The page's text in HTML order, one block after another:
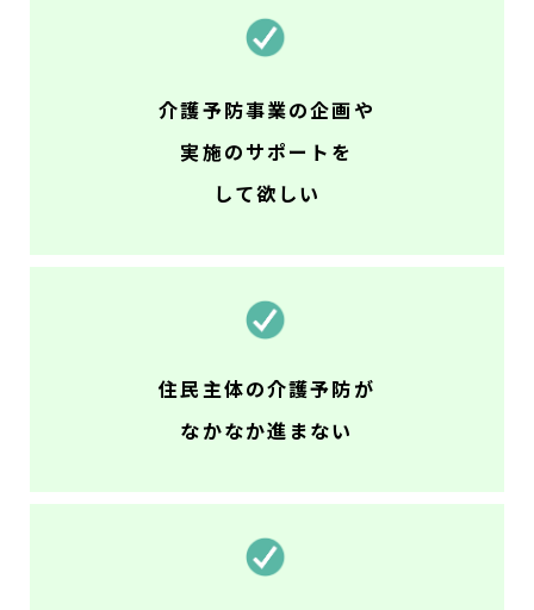
介護予防事業の企画や
実施のサポートを
して欲しい
住民主体の介護予防が
なかなか進まない